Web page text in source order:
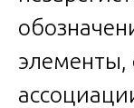
элементы,